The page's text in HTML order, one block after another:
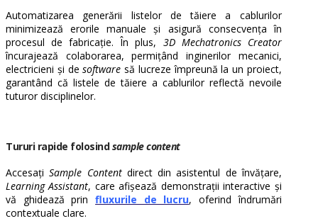
Automatizarea generării listelor de tăiere a cablurilor
minimizează erorile manuale și asigură consecvența în
procesul de fabricație. În plus, 3D Mechatronics Creator
încurajează colaborarea, permițând inginerilor mecanici,
electricieni și desoftware să lucreze împreună la un proiect,
garantând că listele de tăiere a cablurilor reflectă nevoile
tuturor disciplinelor.
Tururi rapide folosindsample content
Accesați Sample Contentdirect din asistentul de învățare,
Learning Assistant, care afișează demonstrații interactive și
vă ghidează prinfluxurile de lucru, oferind îndrumări
contextuale clare.